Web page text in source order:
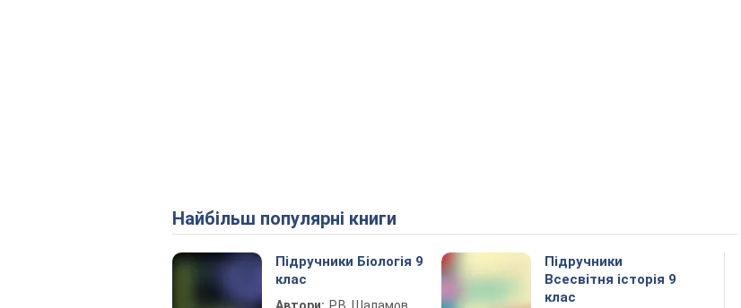
Найбільш популярні книги
Підручники Біологія 9
клас
Підручники
Всесвітня історія 9
клас